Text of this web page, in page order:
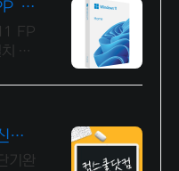
버
FP
시
&
기완